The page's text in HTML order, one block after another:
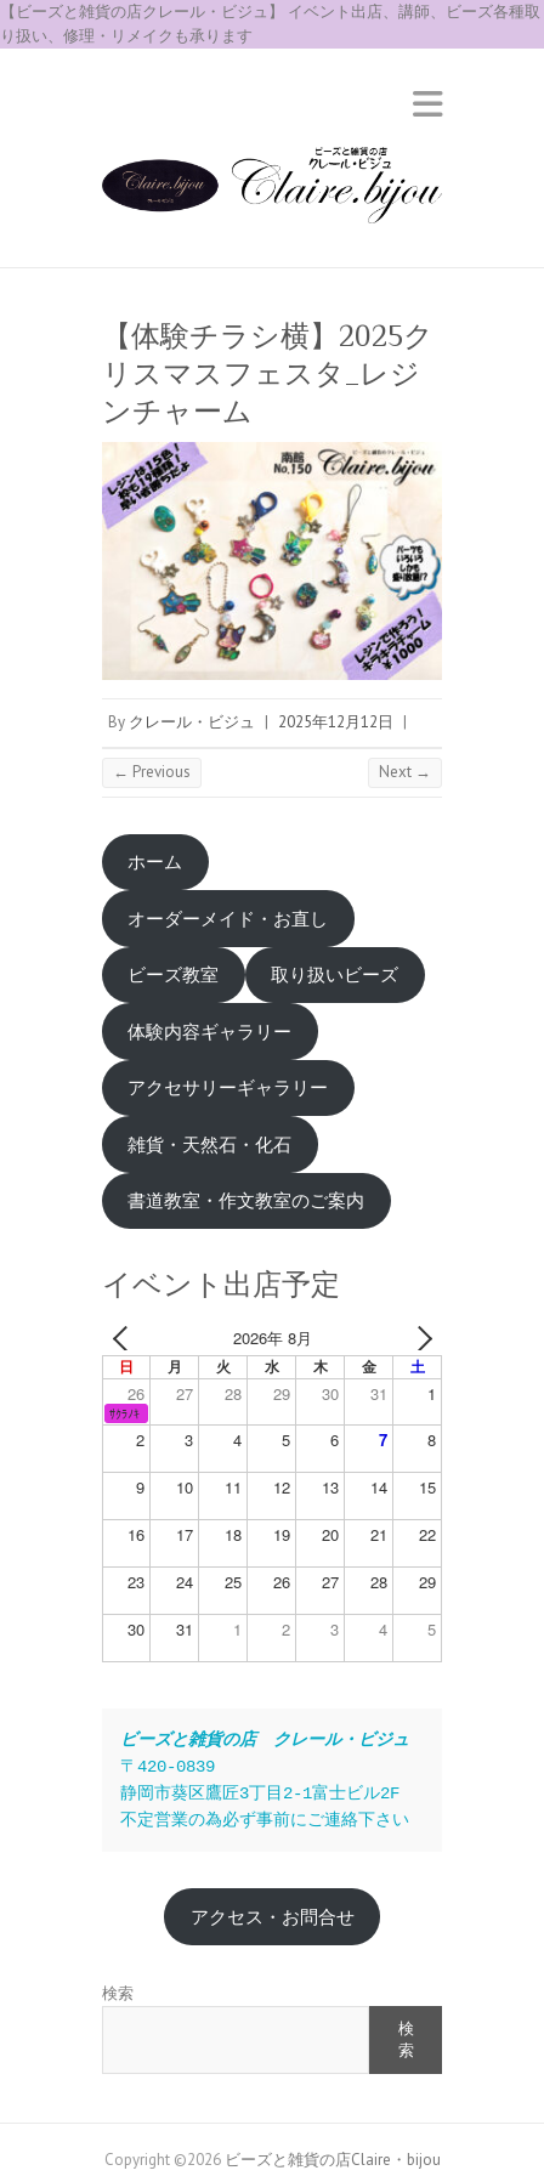
【ビーズと雑貨の店クレール・ビジュ】 イベント出店、講師、ビーズ各種取
り扱い、修理・リメイクも承ります
【体験チラシ横】2025ク
リスマスフェスタ_レジ
ンチャーム
By クレール・ビジュ | 2025年12月12日 |
← Previous Next →
ホーム
オーダーメイド・お直し
ビーズ教室 取り扱いビーズ
体験内容ギャラリー
アクセサリーギャラリー
雑貨・天然石・化石
書道教室・作文教室のご案内
イベント出店予定
2026年 8月
日 月 火 水 木 金 土
26 27 28 29 30 31 1
ｻｸﾗﾉｷ
2 3 4 5 6 7 8
9 10 11 12 13 14 15
16 17 18 19 20 21 22
23 24 25 26 27 28 29
30 31 1 2 3 4 5
ビーズと雑貨の店　クレール・ビジュ
〒420-0839
静岡市葵区鷹匠3丁目2-1富士ビル2F
不定営業の為必ず事前にご連絡下さい
アクセス・お問合せ
検索
検
索
Copyright ©2026 ビーズと雑貨の店Claire・bijou